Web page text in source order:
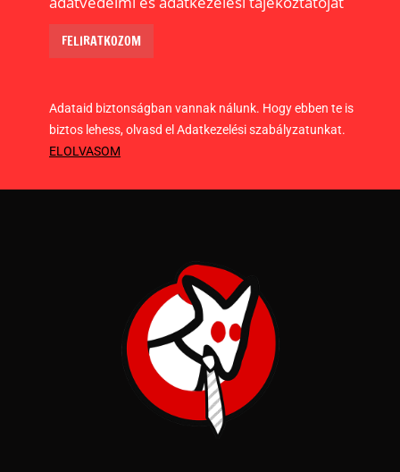
Adataid biztonságban vannak nálunk. Hogy ebben te is
biztos lehess, olvasd el Adatkezelési szabályzatunkat.
ELOLVASOM